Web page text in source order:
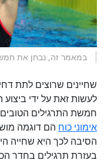
במאמר זה, נבחן את
שחיינים שרוצים לתת
לעשות זאת על ידי
חמשת התרגילים
אימוני כוח הם דוגמה
הסיבה לכך היא שחייה
בעזרת תרגילים בחדר